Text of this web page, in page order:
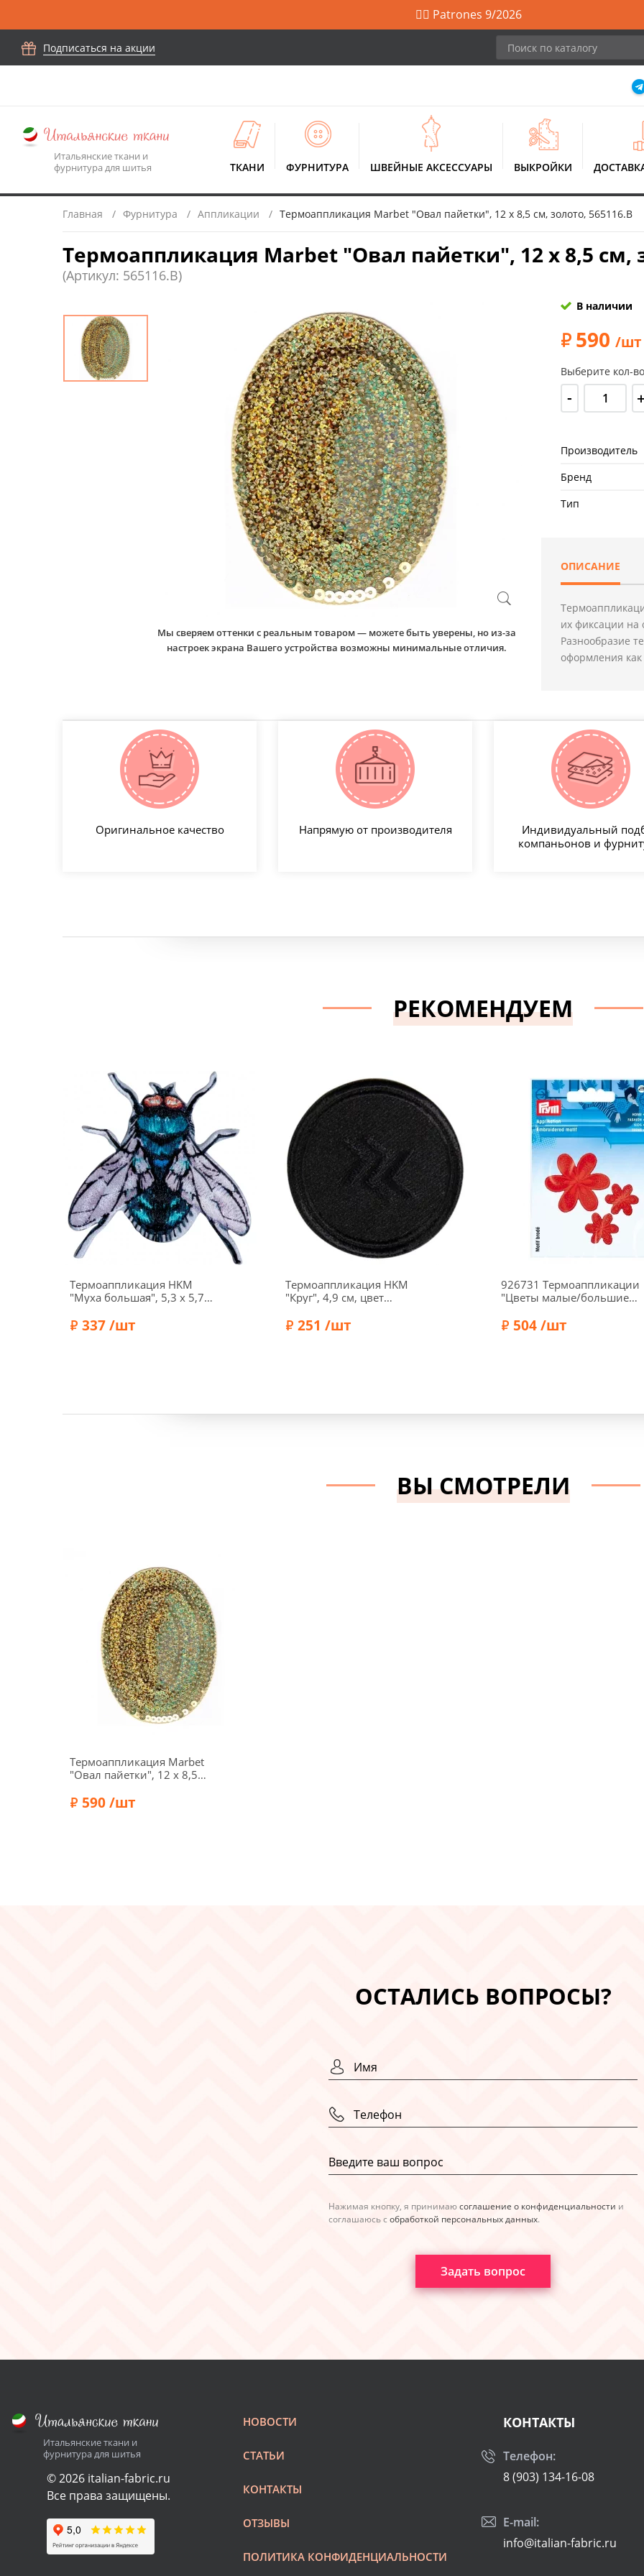
🙋‍♀️ Patrones 9/2026
Подписаться на акции
Итальянские ткани и
фурнитура для шитья
ТКАНИ ФУРНИТУРА ШВЕЙНЫЕ АКСЕССУАРЫ ВЫКРОЙКИ
Главная Фурнитура Аппликации Термоаппликация Marbet "Овал пайетки", 12 х 8,5 см, золото, 565116.B
Термоаппликация Marbet "Овал пайетки", 12 х 8,5 см,
(Артикул: 565116.B)
Мы сверяем оттенки с реальным товаром — можете быть уверены, но из-за
настроек экрана Вашего устройства возможны минимальные отличия.
В наличии
590 /шт
Выберите кол-
- +
Производитель
Бренд
Тип
ОПИСАНИЕ
их фиксации на
Разнообразие
оформления
Оригинальное качество Напрямую от производителя
Индивидуальный
компаньонов и
РЕКОМЕНДУЕМ
Термоаппликация HKM
"Муха большая", 5,3 х 5,7
337 /шт
Термоаппликация HKM
"Круг", 4,9 см, цвет
251 /шт
926731 Термоаппликации
"Цветы малые/большие
шт., Prym
504 /шт
Бренд: Prym
ВЫ СМОТРЕЛИ
Термоаппликация Marbet
"Овал пайетки", 12 х 8,5
590 /шт
ОСТАЛИСЬ ВОПРОСЫ?
Нажимая кнопку, я принимаюсоглашение о конфиденциальности и
соглашаюсь с обработкой персональных данных.
Задать вопрос
Итальянские ткани и
фурнитура для шитья
© 2026 italian-fabric.ru
Все права защищены.
НОВОСТИ
СТАТЬИ
КОНТАКТЫ
ОТЗЫВЫ
ПОЛИТИКА КОНФИДЕНЦИАЛЬНОСТИ
КОНТАКТЫ
Телефон:
8 (903) 134-16-08
E-mail:
info@italian-fabric.ru